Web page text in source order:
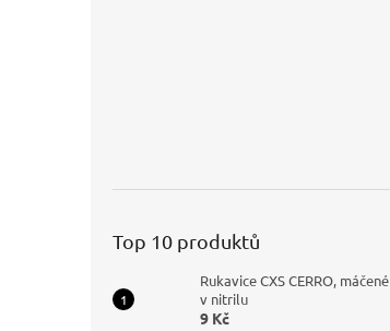
Top 10 produktů
Rukavice CXS CERRO, máčené
v nitrilu
9 Kč